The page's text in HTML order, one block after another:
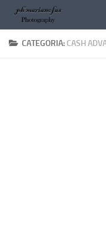
Salta al contenuto
CATEGORIA: CASH